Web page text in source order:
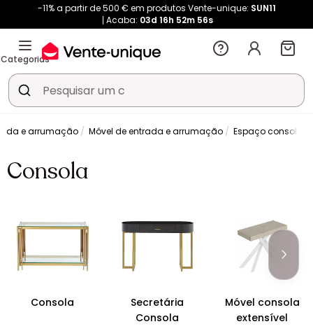
-11% a partir de 500 € em produtos Vente-unique: SUN11
Acaba: 03d 16h 52m 55s
Categorias
e arrumação Móvel de entrada e arrumação Espaço consola
Consola
Consola
Secretária
Consola
Móvel consola
extensível